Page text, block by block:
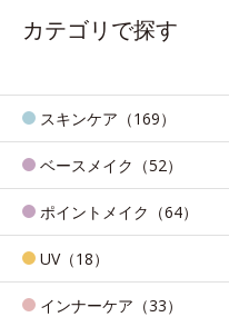
カテゴリで探す
スキンケア（169）
ベースメイク（52）
ポイントメイク（64）
UV（18）
インナーケア（33）